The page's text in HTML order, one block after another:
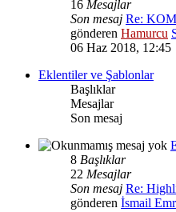
16 Mesajlar
Son mesaj Re:
gönderen Hamurcu
06 Haz 2018, 12:45
Eklentiler ve Şablonlar
Başlıklar
Mesajlar
Son mesaj
8 Başlıklar
22 Mesajlar
Son mesaj Re:
gönderen İsmail